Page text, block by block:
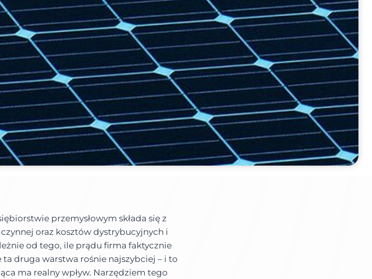
przemysłowym składa się z
oraz kosztów dystrybucyjnych i
od tego, ile prądu firma faktycznie
ta druga warstwa rośnie najszybciej – i to
ma realny wpływ. Narzędziem tego